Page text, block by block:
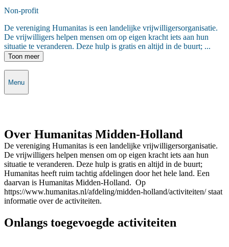
Non-profit
De vereniging Humanitas is een landelijke vrijwilligersorganisatie.
De vrijwilligers helpen mensen om op eigen kracht iets aan hun
situatie te veranderen. Deze hulp is gratis en altijd in de buurt; ...
Toon meer
Menu
Over Humanitas Midden-Holland
De vereniging Humanitas is een landelijke vrijwilligersorganisatie.
De vrijwilligers helpen mensen om op eigen kracht iets aan hun
situatie te veranderen. Deze hulp is gratis en altijd in de buurt;
Humanitas heeft ruim tachtig afdelingen door het hele land. Een
daarvan is Humanitas Midden-Holland. Op
https://www.humanitas.nl/afdeling/midden-holland/activiteiten/ staat
informatie over de activiteiten.
Onlangs toegevoegde activiteiten